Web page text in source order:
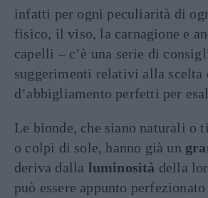
infatti per ogni peculiarità di
fisico, il viso, la carnagione e
capelli – c’è una serie di
suggerimenti relativi alla scelta
d’abbigliamento perfetti per
Le bionde, che siano naturali o
o colpi di sole, hanno già un
deriva dalla luminosità della
può essere appunto